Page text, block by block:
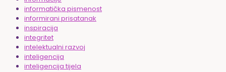
informatička pismenost
informirani prisatanak
inspiracija
integritet
intelektualni razvoj
inteligencija
inteligencija tijela